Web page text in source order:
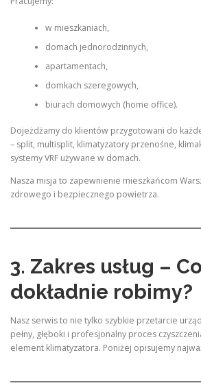
w mieszkaniach,
domach jednorodzinnych,
apartamentach,
domkach szeregowych,
biurach domowych (home office).
Dojeżdżamy do klientów przygotowani do
– split, multisplit, klimatyzatory przenośne,
systemy VRF używane w domach.
Nasza misja to zapewnienie mieszkańcom
zdrowego i bezpiecznego powietrza.
3. Zakres usług – Co
dokładnie robimy?
Nasz serwis to nie tylko szybkie przetarcie
pełny, głęboki i profesjonalny proces
element klimatyzatora. Poniżej opisujemy